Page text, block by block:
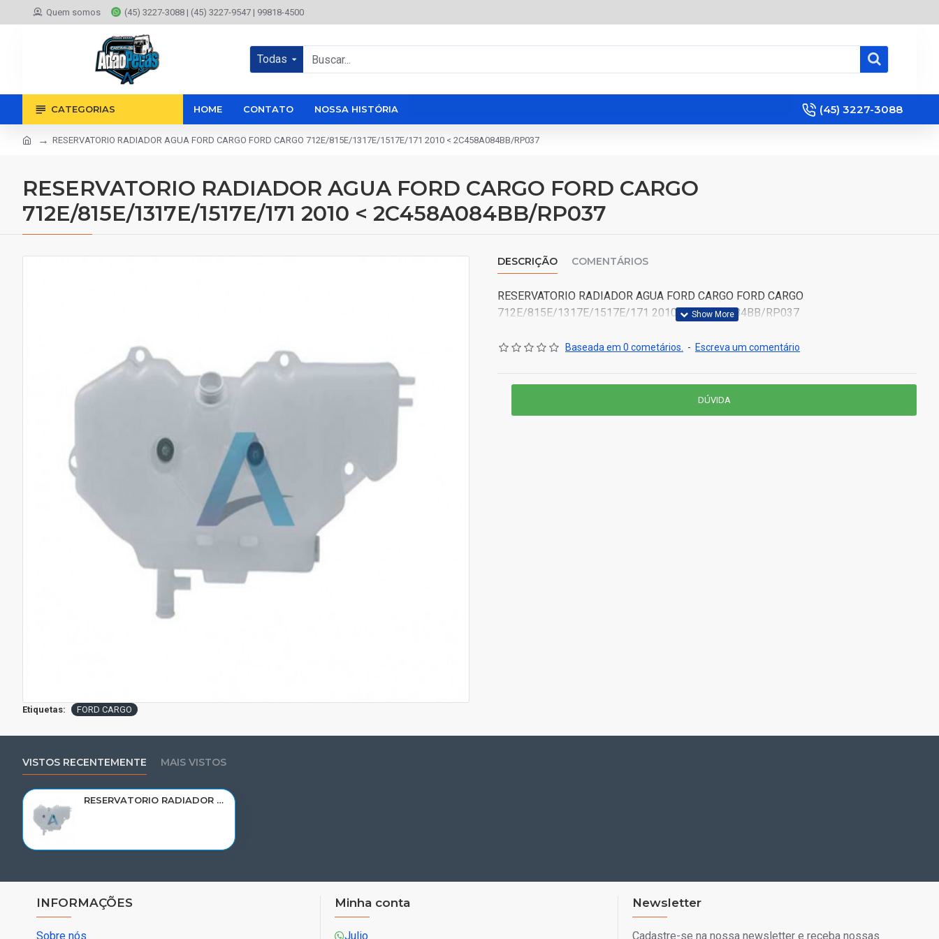
Quem somos (45) 3227-3088 | (45) 3227-9547 | 99818-4500
Todas
CATEGORIAS HOME CONTATO NOSSA HISTÓRIA (45) 3227-3088
RESERVATORIO RADIADOR AGUA FORD CARGO FORD CARGO 712E/815E/1317E/1517E/171 2010 < 2C458A084BB/RP037
RESERVATORIO RADIADOR AGUA FORD CARGO FORD CARGO
712E/815E/1317E/1517E/171 2010 < 2C458A084BB/RP037
DESCRIÇÃO COMENTÁRIOS
RESERVATORIO RADIADOR AGUA FORD CARGO FORD CARGO
712E/815E/1317E/1517E/171 2010 < 2C458A084BB/RP037
Baseada em 0 cometários. - Escreva um comentário
DÚVIDA
Etiquetas: FORD CARGO
VISTOS RECENTEMENTE MAIS VISTOS
RESERVATORIO RADIADOR AGUA FORD CARGO FORD CARGO 712E/815E/1317E/1517E/171 2010 < 2C458A084BB/RP037
INFORMAÇÕES
Sobre nós
Minha conta
Julio
Newsletter
Cadastre-se na nossa newsletter e receba nossas